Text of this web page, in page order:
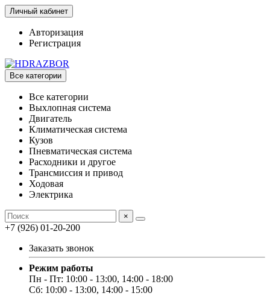
Личный кабинет
Авторизация
Регистрация
Все категории
Все категории
Выхлопная система
Двигатель
Климатическая система
Кузов
Пневматическая система
Расходники и другое
Трансмиссия и привод
Ходовая
Электрика
×
+7 (926) 01-20-200
Заказать звонок
Режим работы
Пн - Пт: 10:00 - 13:00, 14:00 - 18:00
Сб: 10:00 - 13:00, 14:00 - 15:00